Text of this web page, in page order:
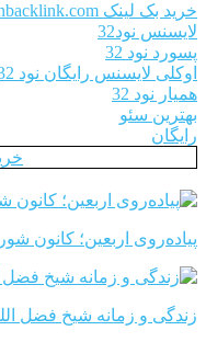
خرید بک لینک behtarinbacklink.com
لایسنس نود32
پسورد نود 32
اوکلی لایسنس رایگان نود 32
همیار نود 32
بهترین سئو
رایگان
پیاده‌روی اربعین؛ کانون
زندگی و زمانه شیخ فضل